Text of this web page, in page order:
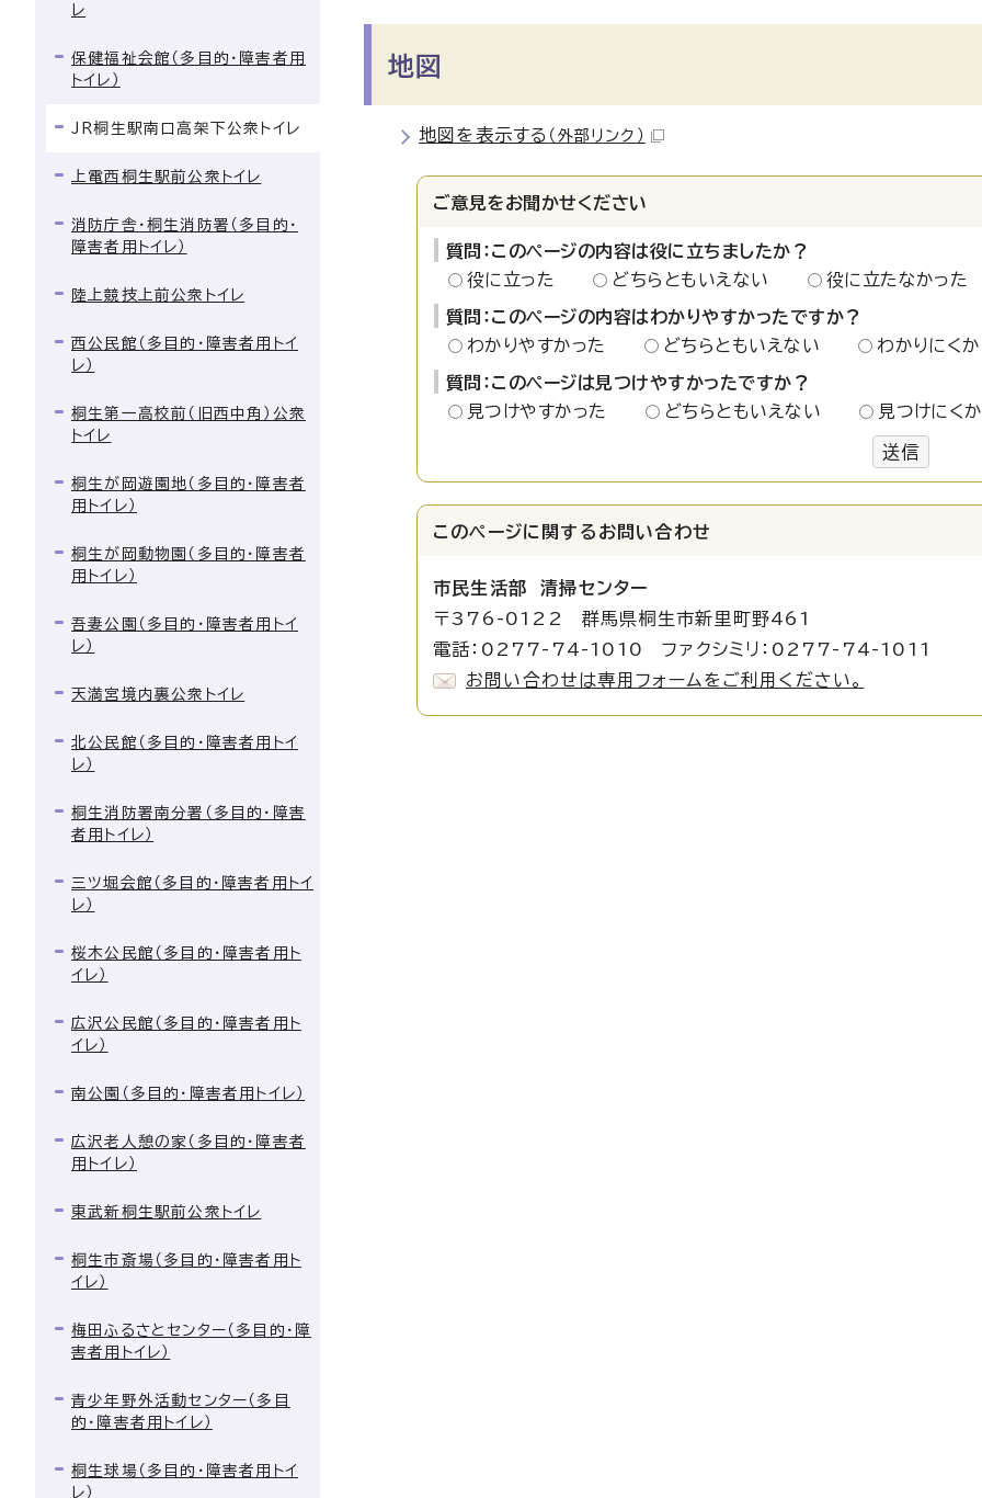
地図
地図を表示する （外部リンク）
ご意見をお聞かせください
質問：このページの内容は役に立ちましたか？
役に立った
どちらともいえない 役に立たなかった
質問：このページの内容はわかりやすかったですか？
わかりやすかった
どちらともいえない わかりにく
質問：このページは見つけやすかったですか？
見つけやすかった
どちらともいえない 見つけにく
送信
このページに関する お問い合わせ
市民生活部 清掃センター
〒376-0122 群馬県桐生市新里町野461
電話：0277-74-1010 ファクシミリ：0277-74-1011
お問い合わせは専用フォームをご利用ください。
レ
保健福祉会館（多目的・障害者用
トイレ）
JR桐生駅南口高架下公衆トイレ
上電西桐生駅前公衆トイレ
消防庁舎・桐生消防署（多目的・
障害者用トイレ）
陸上競技上前公衆トイレ
西公民館（多目的・障害者用トイ
レ）
桐生第一高校前（旧西中角）公衆
トイレ
桐生が岡遊園地（多目的・障害者
用トイレ）
桐生が岡動物園（多目的・障害者
用トイレ）
吾妻公園（多目的・障害者用トイ
レ）
天満宮境内裏公衆トイレ
北公民館（多目的・障害者用トイ
レ）
桐生消防署南分署（多目的・障害
者用トイレ）
三ツ堀会館（多目的・障害者用トイ
レ）
桜木公民館（多目的・障害者用ト
イレ）
広沢公民館（多目的・障害者用ト
イレ）
南公園（多目的・障害者用トイレ）
広沢老人憩の家（多目的・障害者
用トイレ）
東武新桐生駅前公衆トイレ
桐生市斎場（多目的・障害者用ト
イレ）
梅田ふるさとセンター（多目的・障
害者用トイレ）
青少年野外活動センター（多目
的・障害者用トイレ）
桐生球場（多目的・障害者用トイ
レ）